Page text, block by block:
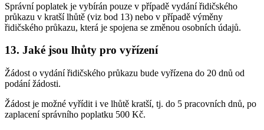
Správní poplatek je vybírán pouze v případě vydání řidičského
průkazu v kratší lhůtě (viz bod 13) nebo v případě výměny
řidičského průkazu, která je spojena se změnou osobních údajů.
13. Jaké jsou lhůty pro vyřízení
Žádost o vydání řidičského průkazu bude vyřízena do 20 dnů od
podání žádosti.
Žádost je možné vyřídit i ve lhůtě kratší, tj. do 5 pracovních dnů, po
zaplacení správního poplatku 500 Kč.